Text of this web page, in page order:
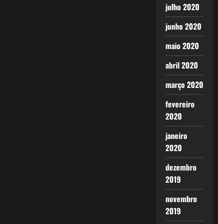
julho 2020
junho 2020
maio 2020
abril 2020
março 2020
fevereiro
2020
janeiro
2020
dezembro
2019
novembro
2019